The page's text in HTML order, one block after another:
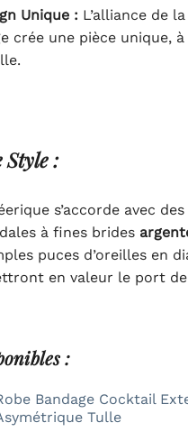
Unique : L’alliance de
crée une pièce unique,
:
s’accorde avec
à fines brides
puces d’oreilles en
en valeur le port
:
Bandage Cocktail
Tulle